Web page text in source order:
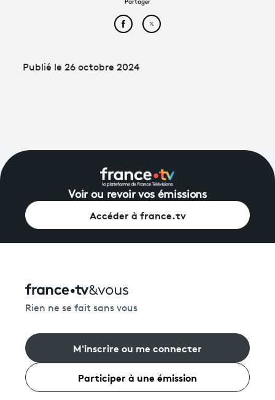
Partager cet article sur
Partager cet article sur
Publié le 26 octobre 2024
Voir ou revoir vos émissions
Accéder à france.tv
Rien ne se fait sans vous
M'inscrire ou me connecter
Participer à une émission